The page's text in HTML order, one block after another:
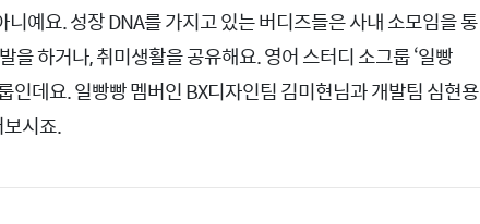
예요. 성장 DNA를 가지고 있는 버디즈들은 사내 소모임을 통
하거나, 취미생활을 공유해요. 영어 스터디 소그룹 ‘일빵
인데요. 일빵빵 멤버인 BX디자인팀 김미현님과 개발팀 심현용
시죠.